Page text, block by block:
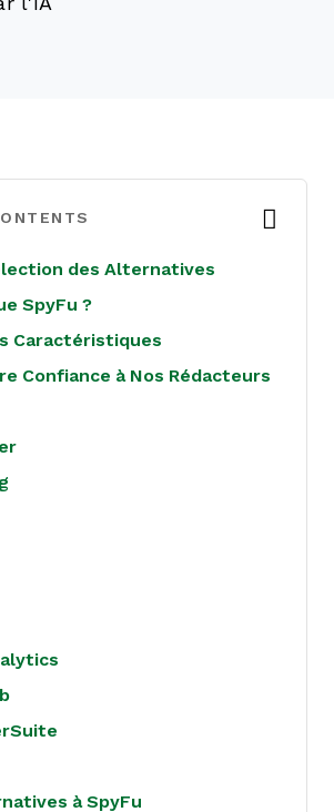
des Alternatives
SpyFu ?
Caractéristiques
Confiance à Nos Rédacteurs
à SpyFu